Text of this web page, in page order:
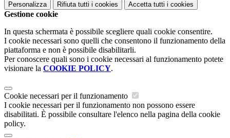
Personalizza Rifiuta tutti i cookies Accetta tutti i cookies
Gestione cookie
In questa schermata è possibile scegliere quali cookie consentire.
I cookie necessari sono quelli che consentono il funzionamento della
piattaforma e non è possibile disabilitarli.
Per conoscere quali sono i cookie necessari al funzionamento potete
visionare la COOKIE POLICY.
Cookie necessari per il funzionamento
I cookie necessari per il funzionamento non possono essere
disabilitati. È possibile consultare l'elenco nella pagina della cookie
policy.